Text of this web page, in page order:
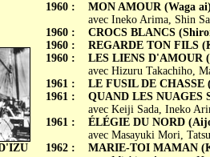
1960 :
1960 :
1960 :
1960 :
1961 :
1961 :
1961 :
1962 :
MON AMOUR (Waga
avec Ineko Arima, Shin
CROCS BLANCS
REGARDE TON FILS
LES LIENS D'AMOUR
avec Hizuru Takachiho,
LE FUSIL DE CHASSE
QUAND LES NUAGES
avec Keiji Sada, Ineko
ÉLÉGIE DU NORD
avec Masayuki Mori,
MARIE-TOI MAMAN